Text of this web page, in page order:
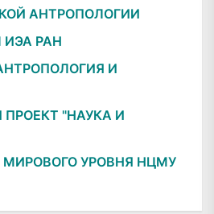
АНТРОПОЛОГИИ
ИЭА РАН
И
"НАУКА И
УРОВНЯ НЦМУ